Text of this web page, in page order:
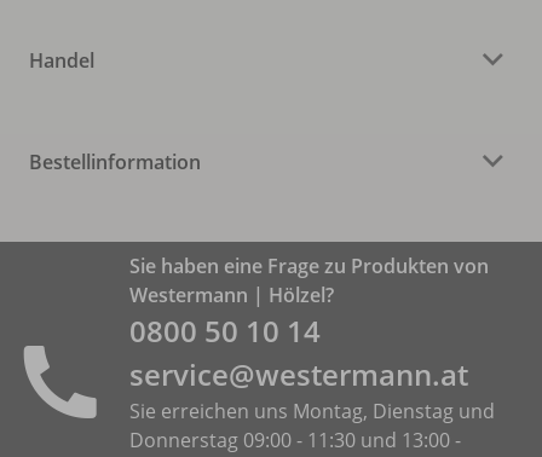
Handel
Bestellinformation
Sie haben eine Frage zu Produkten von
Westermann | Hölzel?
0800 50 10 14
service@westermann.at
Sie erreichen uns Montag, Dienstag und
Donnerstag 09:00 - 11:30 und 13:00 -